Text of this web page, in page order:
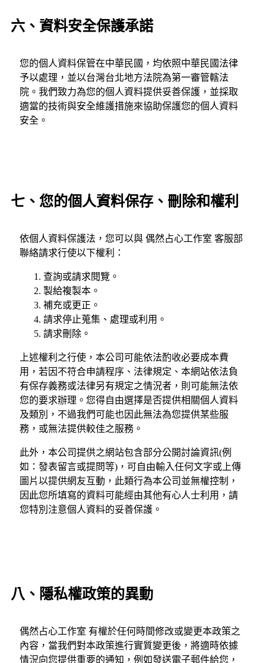
六、資料安全保護承諾
您的個人資料保管在中華民國，均依照中華民國法律
予以處理，並以台灣台北地方法院為第一審管轄法
院。我們致力為您的個人資料提供妥善保護，並採取
適當的技術與安全維護措施來協助保護您的個人資料
安全。
七、您的個人資料保存、刪除和權利
依個人資料保護法，您可以與 偶然占心工作室 客服部
聯絡請求行使以下權利：
查詢或請求閱覽。
製給複製本。
補充或更正。
請求停止蒐集、處理或利用。
請求刪除。
上述權利之行使，本公司可能依法酌收必要成本費
用，若因不符合申請程序、法律規定、本網站依法負
有保存義務或法律另有規定之情況者，則可能無法依
您的要求辦理。您得自由選擇是否提供相關個人資料
及類別，不過我們可能也因此無法為您提供某些服
務，或無法提供較佳之服務。
此外，本公司提供之網站包含部分公開討論資訊(例
如：發表留言或提問等)，可自由輸入任何文字或上傳
圖片以提供網友互動，此類行為本公司並無權控制，
因此您所填寫的資料可能經由其他有心人士利用，請
您特別注意個人資料的妥善保護。
八、隱私權政策的異動
偶然占心工作室 有權於任何時間修改或變更本政策之
內容，當我們對本政策進行實質變更後，將適時依據
情況向您提供重要的通知，例如發送電子郵件給您，